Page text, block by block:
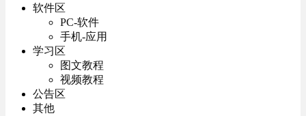
软件区
PC-软件
手机-应用
学习区
图文教程
视频教程
公告区
其他